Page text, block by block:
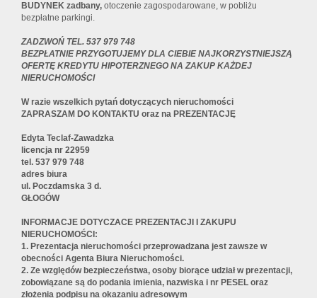
BUDYNEK zadbany, otoczenie zagospodarowane, w pobliżu
bezpłatne parkingi.
ZADZWOŃ TEL. 537 979 748
BEZPŁATNIE PRZYGOTUJEMY DLA CIEBIE NAJKORZYSTNIEJSZĄ
OFERTĘ KREDYTU HIPOTERZNEGO NA ZAKUP KAŻDEJ
NIERUCHOMOŚCI
W razie wszelkich pytań dotyczących nieruchomości
ZAPRASZAM DO KONTAKTU oraz na PREZENTACJĘ
Edyta Teclaf-Zawadzka
licencja nr 22959
tel. 537 979 748
adres biura
ul. Poczdamska 3 d.
GŁOGÓW
INFORMACJE DOTYCZACE PREZENTACJI I ZAKUPU
NIERUCHOMOŚCI:
1. Prezentacja nieruchomości przeprowadzana jest zawsze w
obecności Agenta Biura Nieruchomości.
2. Ze względów bezpieczeństwa, osoby biorące udział w prezentacji,
zobowiązane są do podania imienia, nazwiska i nr PESEL oraz
złożenia podpisu na okazaniu adresowym